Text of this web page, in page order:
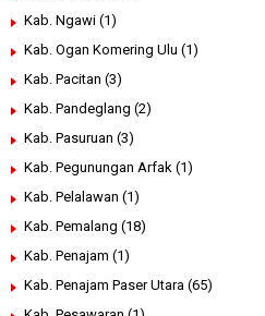
Kab. Ngawi (1)
Kab. Ogan Komering Ulu (1)
Kab. Pacitan (3)
Kab. Pandeglang (2)
Kab. Pasuruan (3)
Kab. Pegunungan Arfak (1)
Kab. Pelalawan (1)
Kab. Pemalang (18)
Kab. Penajam (1)
Kab. Penajam Paser Utara (65)